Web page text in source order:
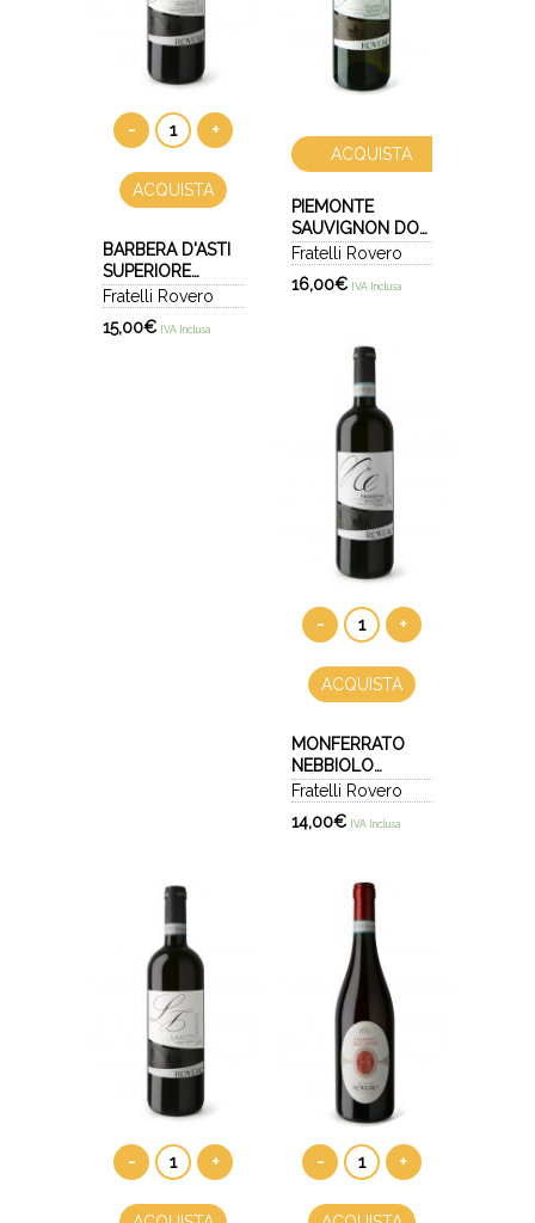
ACQUISTA
PIEMONTE
SAUVIGNON DOC
2019 - GUANI
Fratelli Rovero
16,00€ IVA Inclusa
- +
ACQUISTA
BARBERA D'ASTI
SUPERIORE
DOCG 2022 -
GUSTIN
Fratelli Rovero
15,00€ IVA Inclusa
- +
ACQUISTA
MONFERRATO
NEBBIOLO
SUPERIORE DOC
2021 - NEBBIAIA
Fratelli Rovero
14,00€ IVA Inclusa
- + - +